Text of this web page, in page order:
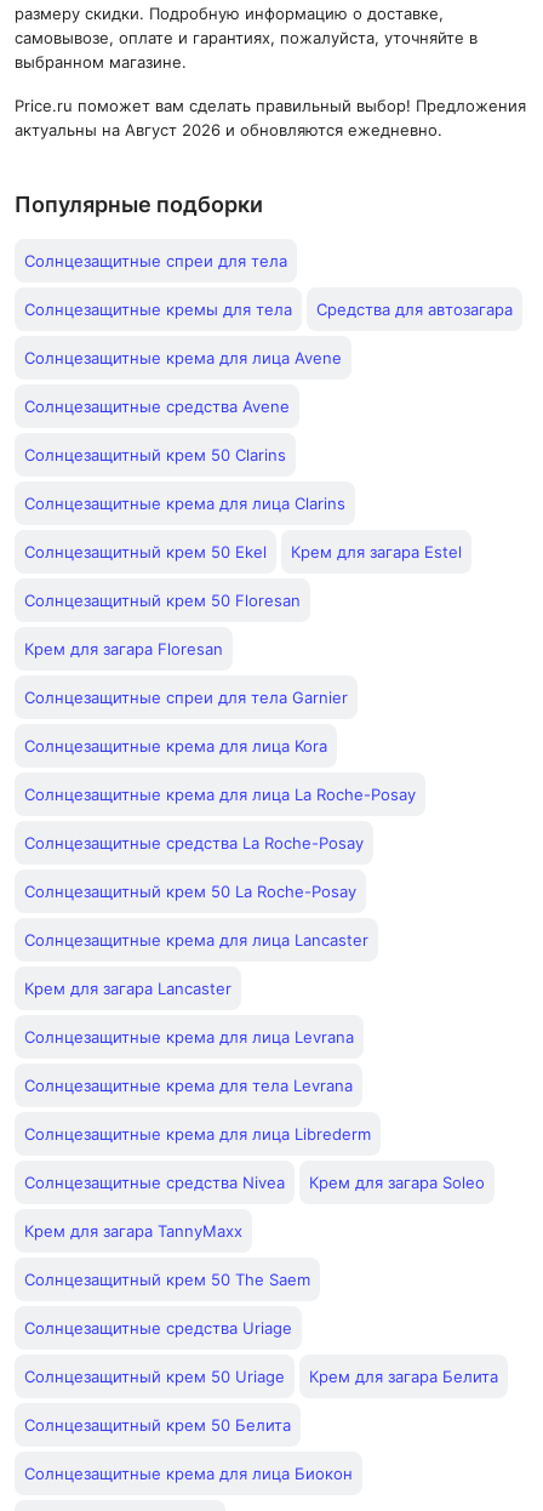
размеру скидки. Подробную информацию о доставке,
самовывозе, оплате и гарантиях, пожалуйста, уточняйте в
выбранном магазине.
Price.ru поможет вам сделать правильный выбор! Предложения
актуальны на Август 2026 и обновляются ежедневно.
Популярные подборки
Солнцезащитные спреи для тела
Солнцезащитные кремы для тела Средства для автозагара
Солнцезащитные крема для лица Avene
Солнцезащитные средства Avene
Солнцезащитный крем 50 Clarins
Солнцезащитные крема для лица Clarins
Солнцезащитный крем 50 Ekel Крем для загара Estel
Солнцезащитный крем 50 Floresan
Крем для загара Floresan
Солнцезащитные спреи для тела Garnier
Солнцезащитные крема для лица Kora
Солнцезащитные крема для лица La Roche-Posay
Солнцезащитные средства La Roche-Posay
Солнцезащитный крем 50 La Roche-Posay
Солнцезащитные крема для лица Lancaster
Крем для загара Lancaster
Солнцезащитные крема для лица Levrana
Солнцезащитные крема для тела Levrana
Солнцезащитные крема для лица Librederm
Солнцезащитные средства Nivea Крем для загара Soleo
Крем для загара TannyMaxx
Солнцезащитный крем 50 The Saem
Солнцезащитные средства Uriage
Солнцезащитный крем 50 Uriage Крем для загара Белита
Солнцезащитный крем 50 Белита
Солнцезащитные крема для лица Биокон